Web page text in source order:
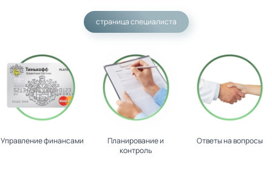
страница специалиста
Управление финансами
Планирование и
контроль
Ответы на вопросы